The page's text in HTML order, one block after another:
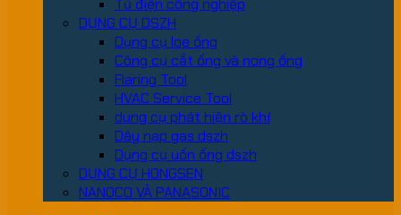
Tủ điện công nghiệp
DỤNG CỤ DSZH
Dụng cụ loe ống
Công cụ cắt ống và nong ống
Flaring Tool
HVAC Service Tool
dung cụ phát hiện rò khí
Dây nạp gas dszh
Dụng cụ uốn ống dszh
DỤNG CỤ HONGSEN
NANOCO VÀ PANASONIC